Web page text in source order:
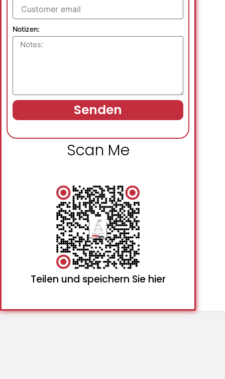
Notizen:
Senden
Scan Me
Teilen und speichern Sie hier